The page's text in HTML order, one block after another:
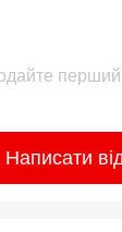
перший
Написати